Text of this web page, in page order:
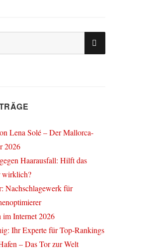
SUCHEN
Lena Solé – Der Mallorca-
2026
Haarausfall: Hilft das
wirklich?
Nachschlagewerk für
im Internet 2026
Ihr Experte für Top-Rankings
– Das Tor zur Welt